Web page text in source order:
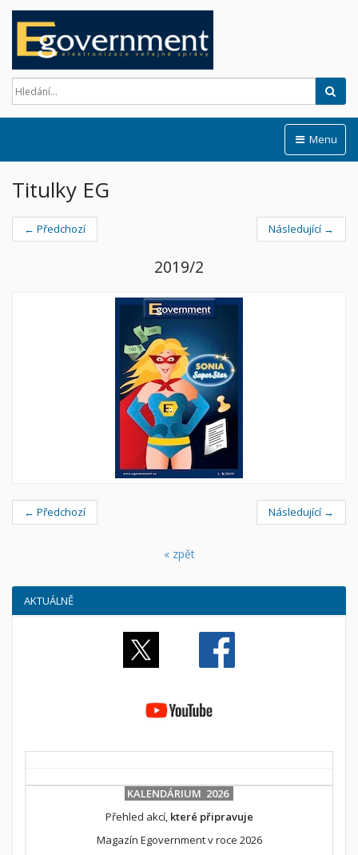
Menu
Titulky EG
← Předchozí Následující →
2019/2
← Předchozí Následující →
« zpět
AKTUÁLNĚ
KALENDÁRIUM 2026
Přehled akcí, které připravuje
Magazín Egovernment v roce 2026